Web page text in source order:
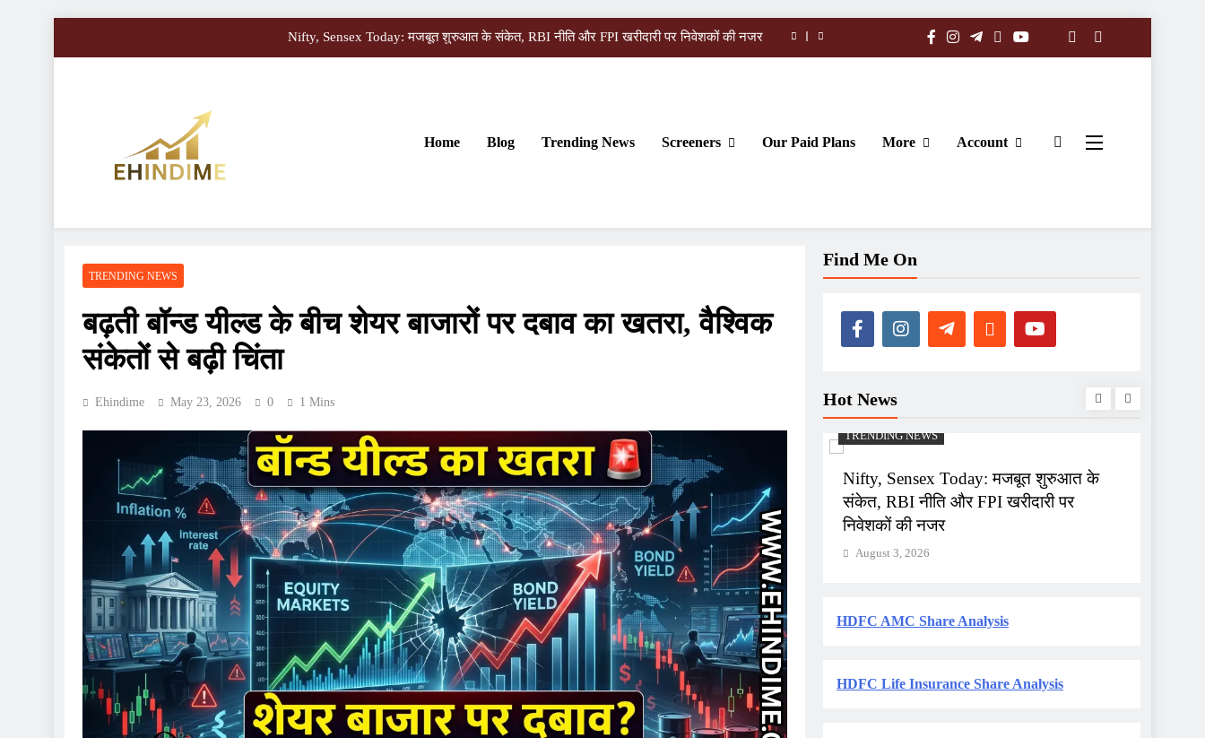
Nifty, Sensex Today: मजबूत शुरुआत के संकेत, RBI नीति और FPI खरीदारी पर निवेशकों की नजर
अमेरिकी शेयर बाजार में उतार-चढ़ाव, बॉन्ड यील्ड 20 साल के उच्च स्तर पर पहुंची; नैस्डैक दिन की ऊंचाई से 400 अंक फिसला
Best Commodity Trading Apps in India for Commodity Market Analysis
सोमवार से बदलेंगे शेयर बाजार के ट्रेडिंग समय, F&O सेगमेंट शाम 3:40 बजे तक रहेगा खुला
Smarter Investments, Brighter Future: Your Mirror To Indian Share Market Success…
Home Blog Trending News Screeners Our Paid Plans More Account
TRENDING NEWS
बढ़ती बॉन्ड यील्ड के बीच शेयर बाजारों पर दबाव का खतरा, वैश्विक
संकेतों से बढ़ी चिंता
Ehindime May 23, 2026 0 1 Mins
Find Me On
Hot News
TRENDING NEWS
Best Commodity Trading Apps in India
for Commodity Market Analysis
August 3, 2026
TRENDING NEWS
Nifty, Sensex Today: मजबूत शुरुआत के
संकेत, RBI नीति और FPI खरीदारी पर
निवेशकों की नजर
August 3, 2026
HDFC AMC Share Analysis
HDFC Life Insurance Share Analysis